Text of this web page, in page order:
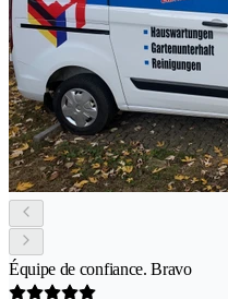
Équipe de confiance. Bravo